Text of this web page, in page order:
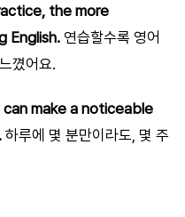
the more
English. 연습할수록 영어
꼈어요.
make a noticeable
하루에 몇 분만이라도, 몇 주